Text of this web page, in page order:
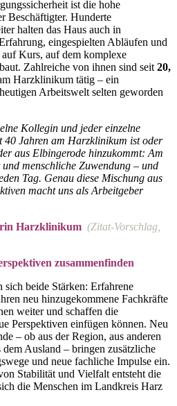
ist die hohe
Beschäftigter. Hunderte
halten das Haus auch in
eingespielten Abläufen und
Kurs, auf dem komplexe
Zahlreiche von ihnen sind seit20,
Harzklinikum tätig – ein
Arbeitswelt selten geworden
Kollegin und jeder einzelne
40 Jahren am Harzklinikum ist oder
aus Elbingerode hinzukommt: Am
menschliche Zuwendung – und
Tag. Genau diese Mischung aus
macht uns als Arbeitgeber
Harzklinikum (Zitat-Vorschlag,
zusammenfinden
beide Stärken: Erfahrene
neu hinzugekommene Fachkräfte
weiter und schaffen die
Perspektiven einfügen können. Neu
– ob aus der Region, aus anderen
Ausland – bringen zusätzliche
und neue fachliche Impulse ein.
Stabilität und Vielfalt entsteht die
die Menschen im Landkreis Harz